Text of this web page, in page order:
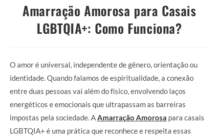
Amarração Amorosa para Casais
LGBTQIA+: Como Funciona?
O amor é universal, independente de gênero, orientação ou
identidade. Quando falamos de espiritualidade, a conexão
entre duas pessoas vai além do físico, envolvendo laços
energéticos e emocionais que ultrapassam as barreiras
impostas pela sociedade. AAmarração Amorosa para casais
LGBTQIA+ é uma prática que reconhece e respeita essas